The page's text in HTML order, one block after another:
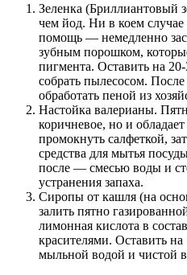
Зеленка (Бриллиантовый
чем йод. Ни в коем
помощь — немедленно
зубным порошком,
пигмента. Оставить на
собрать пылесосом.
обработать пеной из
Настойка валерианы.
коричневое, но и
промокнуть салфеткой,
средства для мытья
после — смесью воды и
устранения запаха.
Сиропы от кашля (на
залить пятно
лимонная кислота в
красителями. Оставить
мыльной водой и чистой